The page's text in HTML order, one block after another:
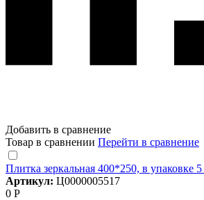
Добавить в сравнение
Товар в сравнении Перейти в сравнение
Плитка зеркальная 400*250, в упаковке
Артикул: Ц0000005517
0 Р